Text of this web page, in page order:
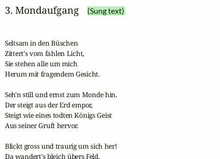
3. Mondaufgang (Sung text)
Seltsam in den Büschen
Zittert's vom fahlen Licht,
Sie stehen alle um mich
Herum mit fragendem Gesicht.
Seh'n still und ernst zum Monde hin.
Der steigt aus der Erd empor,
Steigt wie eines todten Königs Geist
Aus seiner Gruft hervor.
Blickt gross und traurig um sich her!
Da wandert's bleich übers Feld,